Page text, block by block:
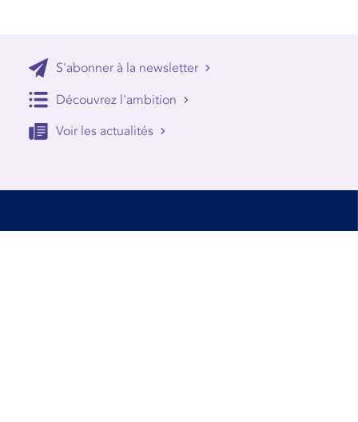
S'abonner à la newsletter
Découvrez l'ambition
Voir les actualités